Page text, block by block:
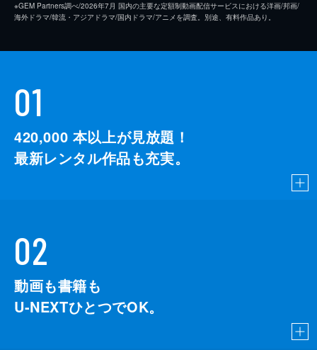
※GEM Partners調べ/2026年7⽉ 国内の主要な定額制動画配信サービスにおける洋画/邦画/
海外ドラマ/韓流・アジアドラマ/国内ドラマ/アニメを調査。別途、有料作品あり。
01
420,000 本以上が見放題！
最新レンタル作品も充実。
02
動画も書籍も
U-NEXTひとつでOK。